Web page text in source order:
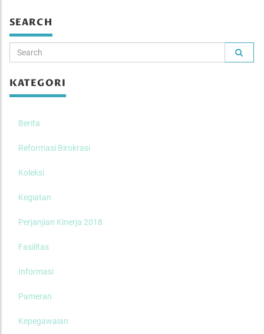
SEARCH
KATEGORI
Berita
Reformasi Birokrasi
Koleksi
Kegiatan
Perjanjian Kinerja 2018
Fasilitas
Informasi
Pameran
Kepegawaian